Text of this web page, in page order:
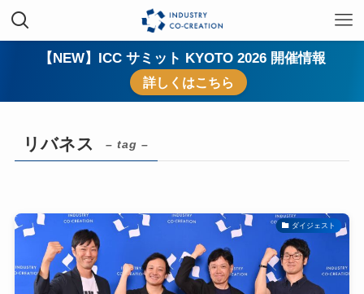
【NEW】ICC サミット KYOTO 2026 開催情報
詳しくはこちら
リバネス – tag –
ダイジェスト